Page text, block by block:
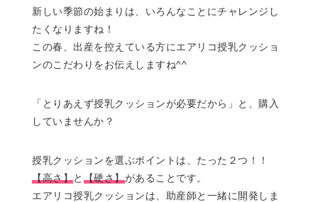
新しい季節の始まりは、いろんなことにチャレンジし
たくなりますね！
この春、出産を控えている方にエアリコ授乳クッショ
ンのこだわりをお伝えしますね^^
「とりあえず授乳クッションが必要だから」と、購入
していませんか？
授乳クッションを選ぶポイントは、たった２つ！！
【高さ】と 【硬さ】があることです。
エアリコ授乳クッションは、助産師と一緒に開発しま